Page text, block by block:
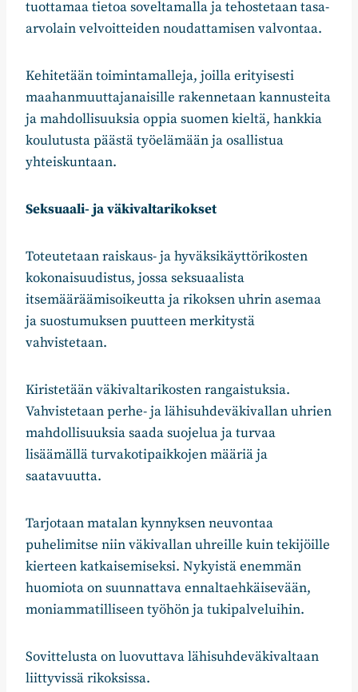
tuottamaa tietoa soveltamalla ja tehostetaan tasa-
arvolain velvoitteiden noudattamisen valvontaa.
Kehitetään toimintamalleja, joilla erityisesti
maahanmuuttajanaisille rakennetaan kannusteita
ja mahdollisuuksia oppia suomen kieltä, hankkia
koulutusta päästä työelämään ja osallistua
yhteiskuntaan.
Seksuaali- ja väkivaltarikokset
Toteutetaan raiskaus- ja hyväksikäyttörikosten
kokonaisuudistus, jossa seksuaalista
itsemääräämisoikeutta ja rikoksen uhrin asemaa
ja suostumuksen puutteen merkitystä
vahvistetaan.
Kiristetään väkivaltarikosten rangaistuksia.
Vahvistetaan perhe- ja lähisuhdeväkivallan uhrien
mahdollisuuksia saada suojelua ja turvaa
lisäämällä turvakotipaikkojen määriä ja
saatavuutta.
Tarjotaan matalan kynnyksen neuvontaa
puhelimitse niin väkivallan uhreille kuin tekijöille
kierteen katkaisemiseksi. Nykyistä enemmän
huomiota on suunnattava ennaltaehkäisevään,
moniammatilliseen työhön ja tukipalveluihin.
Sovittelusta on luovuttava lähisuhdeväkivaltaan
liittyvissä rikoksissa.